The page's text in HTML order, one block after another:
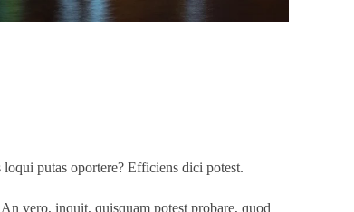
putas oportere? Efficiens dici potest.
vero, inquit, quisquam potest probare, quod